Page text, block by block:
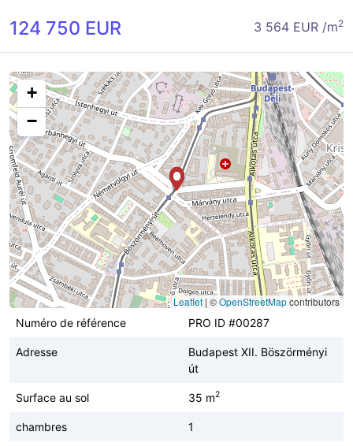
124 750 EUR 3 564 EUR /m2
+
−
Leaflet | ©OpenStreetMapcontributors
Numéro de référence
PRO ID #00287
Adresse
Budapest XII. Böszörményi
út
Surface au sol 35 m2
chambres 1